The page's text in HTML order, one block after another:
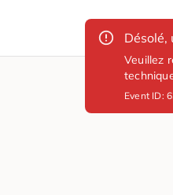
Désolé,
Veuillez
Event ID: